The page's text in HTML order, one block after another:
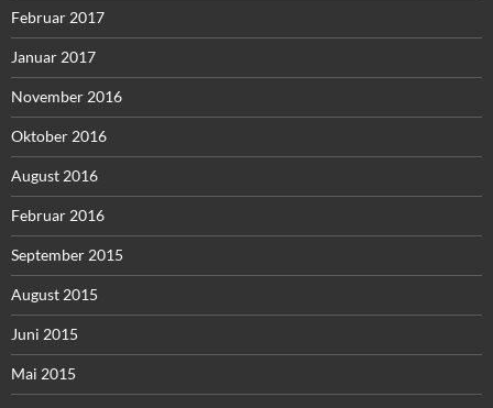
Februar 2017
Januar 2017
November 2016
Oktober 2016
August 2016
Februar 2016
September 2015
August 2015
Juni 2015
Mai 2015